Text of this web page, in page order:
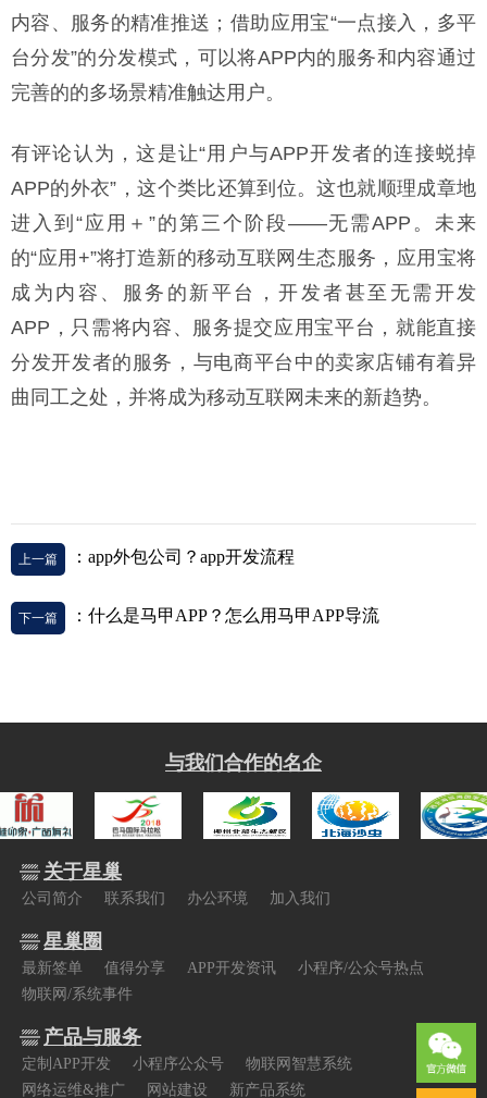
内容、服务的精准推送；借助应用宝“一点接入，多平
台分发”的分发模式，可以将APP内的服务和内容通过
完善的的多场景精准触达用户。
有评论认为，这是让“用户与APP开发者的连接蜕掉
APP的外衣”，这个类比还算到位。这也就顺理成章地
进入到“应用＋”的第三个阶段——无需APP。未来
的“应用+”将打造新的移动互联网生态服务，应用宝将
成为内容、服务的新平台，开发者甚至无需开发
APP，只需将内容、服务提交应用宝平台，就能直接
分发开发者的服务，与电商平台中的卖家店铺有着异
曲同工之处，并将成为移动互联网未来的新趋势。
上一篇 ：app外包公司？app开发流程
下一篇 ：什么是马甲APP？怎么用马甲APP导流
与我们合作的名企
关于星巢
公司简介 联系我们 办公环境 加入我们
星巢圈
最新签单 值得分享 APP开发资讯
小程序/公众号热点
物联网/系统事件
产品与服务
定制APP开发 小程序公众号
物联网智慧系统
网络运维&推广
网站建设 新产品系统